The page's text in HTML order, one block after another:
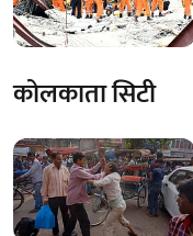
कोलकाता सिटी